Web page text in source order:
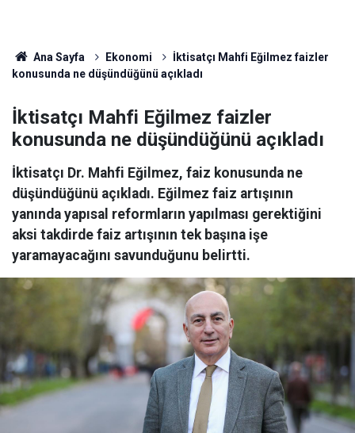
Ana Sayfa Ekonomi
İktisatçı Mahfi Eğilmez faizler
konusunda ne düşündüğünü açıkladı
İktisatçı Mahfi Eğilmez faizler
konusunda ne düşündüğünü açıkladı
İktisatçı Dr. Mahfi Eğilmez, faiz konusunda ne
düşündüğünü açıkladı. Eğilmez faiz artışının
yanında yapısal reformların yapılması gerektiğini
aksi takdirde faiz artışının tek başına işe
yaramayacağını savunduğunu belirtti.